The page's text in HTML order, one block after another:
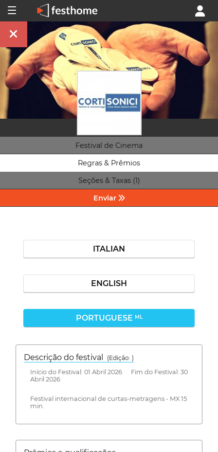
Festival de Cinema
Regras & Prêmios
Seções & Taxas (1)
Enviar
ITALIAN
ENGLISH
PORTUGUESE ML
Descrição do festival
(Edição: )
Início do Festival: 01 Abril 2026 Fim do Festival: 30
Abril 2026
Festival internacional de curtas-metragens - MX 15
min.